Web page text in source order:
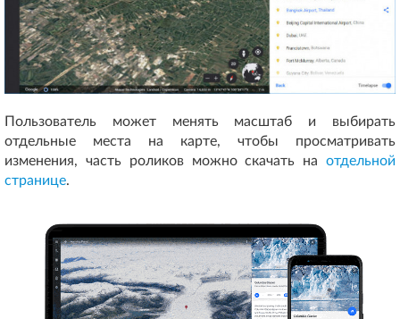
Пользователь может менять масштаб и выбирать
отдельные места на карте, чтобы просматривать
изменения, часть роликов можно скачать на отдельной
странице.